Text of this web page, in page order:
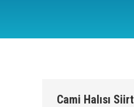
Cami Halısı Siirt